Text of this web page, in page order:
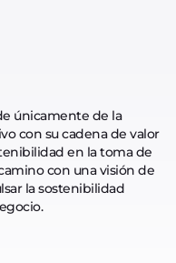
únicamente de la
con su cadena de valor
en la toma de
con una visión de
la sostenibilidad